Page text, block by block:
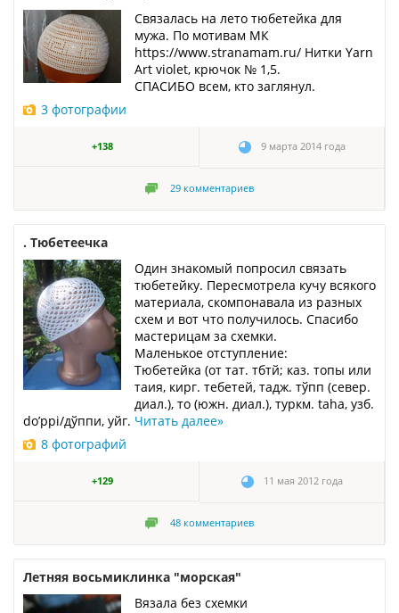
Связалась на лето тюбетейка для
мужа. По мотивам МК
https://www.stranamam.ru/ Нитки Yarn
Art violet, крючок № 1,5.
СПАСИБО всем, кто заглянул.
3 фотографии
+138 9 марта 2014 года
29 комментариев
. Тюбетеечка
Один знакомый попросил связать
тюбетейку. Пересмотрела кучу всякого
материала, скомпонавала из разных
схем и вот что получилось. Спасибо
мастерицам за схемки.
Маленькое отступление:
Тюбетейка (от тат. тбтй; каз. топы или
таия, кирг. тебетей, тадж. тўпп (север.
диал.), то (южн. диал.), туркм. taha, узб.
do’ppi/дўппи, уйг. Читать далее»
8 фотографий
+129 11 мая 2012 года
48 комментариев
Летняя восьмиклинка "морская"
Вязала без схемки